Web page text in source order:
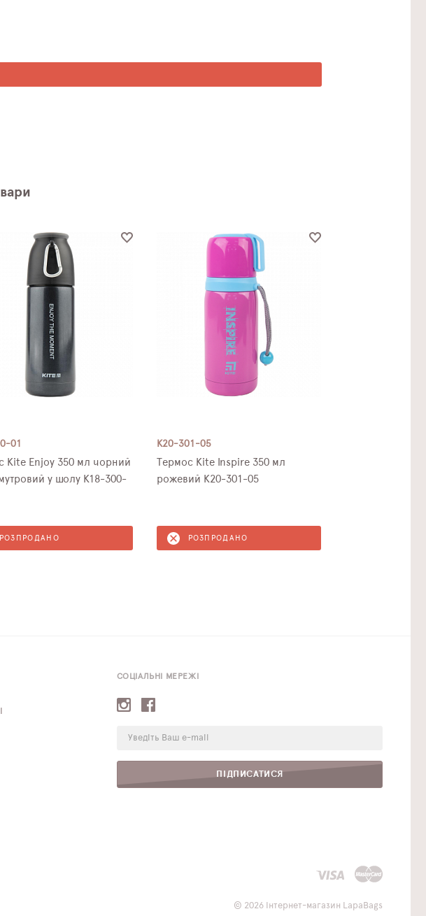
01
Kite Enjoy 350 мл чорний
у шолу K18-300-
РОЗПРОДАНО
K20-301-05
Термос Kite Inspire 350 мл
рожевий K20-301-05
РОЗПРОДАНО
СОЦІАЛЬНІ МЕРЕЖІ
ПІДПИСАТИСЯ
© 2026 Інтернет-магазин LapaBags